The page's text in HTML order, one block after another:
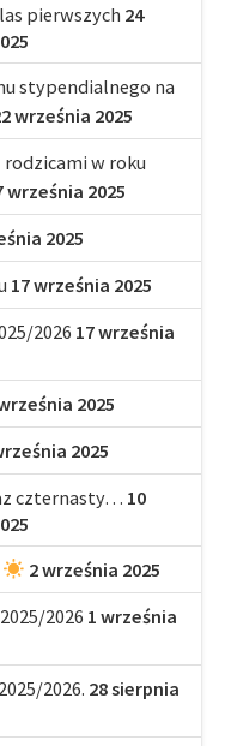
pierwszych 24
stypendialnego na
września 2025
w roku
września 2025
2025
17 września 2025
2026 17 września
2025
2025
czternasty… 10
2 września 2025
2026 1 września
2026. 28 sierpnia